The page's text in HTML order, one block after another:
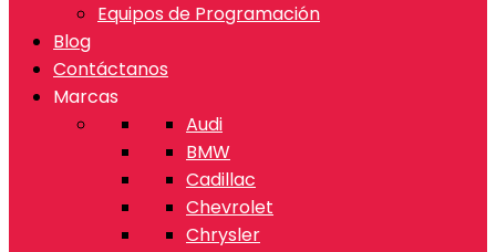
Equipos de Programación
Blog
Contáctanos
Marcas
Audi
BMW
Cadillac
Chevrolet
Chrysler